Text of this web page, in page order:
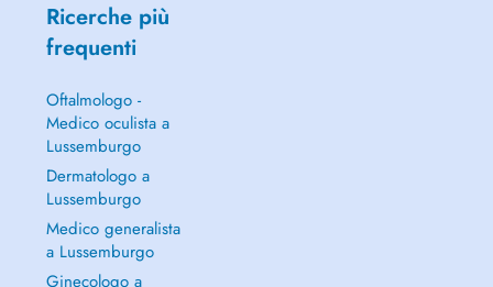
Ricerche più
frequenti
Oftalmologo -
Medico oculista a
Lussemburgo
Dermatologo a
Lussemburgo
Medico generalista
a Lussemburgo
Ginecologo a